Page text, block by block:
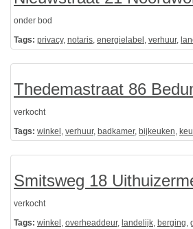
onder bod
Tags: privacy, notaris, energielabel , verhuur,
Thedemastraat 86
verkocht
Tags: winkel , verhuur, badkamer, bijkeuken,
Smitsweg 18
verkocht
Tags: winkel , overheaddeur, landelijk, berging,